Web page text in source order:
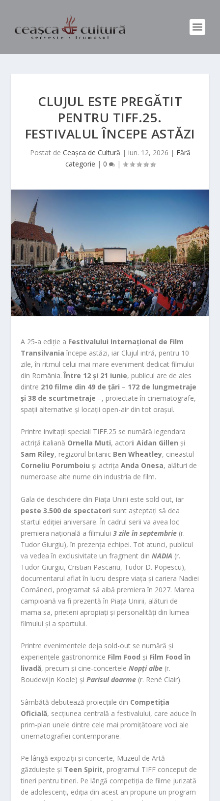
CLUJUL ESTE PREGĂTIT
PENTRU TIFF.25.
FESTIVALUL ÎNCEPE ASTĂZI
Postat de Ceașca de Cultură | iun. 12, 2026 | Fără
categorie | 0 |
A 25-a ediție a Festivalului Internațional de Film
Transilvaniaîncepe astăzi, iar Clujul intră, pentru 10
zile, în ritmul celui mai mare eveniment dedicat filmului
din România.Între 12 și 21 iunie, publicul are de ales
dintre 210 filme din 49 de țări – 172 de lungmetraje
și 38 de scurtmetraje –, proiectate în cinematografe,
spații alternative și locații open-air din tot orașul.
Printre invitații speciali TIFF.25 se numără legendara
actriță italiană Ornella Muti, actoriiAidan Gillen și
Sam Riley, regizorul britanic Ben Wheatley, cineastul
Corneliu Porumboiu și actrițaAnda Onesa, alături de
numeroase alte nume din industria de film.
Gala de deschidere din Piața Unirii este sold out, iar
peste 3.500 de spectatori sunt așteptați să dea
startul ediției aniversare. În cadrul serii va avea loc
premiera națională a filmului3 zile în septembrie (r.
Tudor Giurgiu), în prezența echipei. Tot atunci, publicul
va vedea în exclusivitate un fragment dinNADIA (r.
Tudor Giurgiu, Cristian Pascariu, Tudor D. Popescu),
documentarul aflat în lucru despre viața și cariera Nadiei
Comăneci, programat să aibă premiera în 2027. Marea
campioană va fi prezentă în Piața Unirii, alături de
mama sa, prieteni apropiați și personalități din lumea
filmului și a sportului.
Printre evenimentele deja sold-out se numără și
experiențele gastronomice Film Food și Film Food în
livadă, precum și cine-concerteleNopți albe (r.
Boudewijn Koole) șiParisul doarme (r. René Clair).
Sâmbătă debutează proiecțiile din Competiția
Oficială, secțiunea centrală a festivalului, care aduce în
prim-plan unele dintre cele mai promițătoare voci ale
cinematografiei contemporane.
Pe lângă expoziții și concerte, Muzeul de Artă
găzduiește și Teen Spirit, programul TIFF conceput de
tineri pentru tineri. Pe lângă competiția de filme jurizată
de adolescenți, ediția din acest an propune un program